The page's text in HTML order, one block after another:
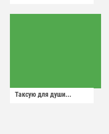
Таксую для души...